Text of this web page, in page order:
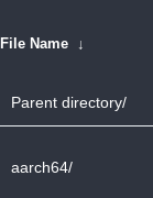
File Name ↓
Parent directory/
aarch64/